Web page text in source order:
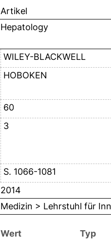
Artikel
Hepatology
WILEY-BLACKWELL
HOBOKEN
60
3
S. 1066-1081
2014
Medizin > Lehrstuhl für
Wert
Typ